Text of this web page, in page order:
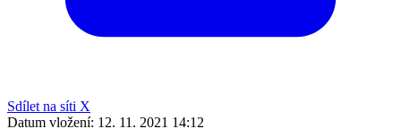
Sdílet na síti X
Datum vložení: 12. 11. 2021 14:12